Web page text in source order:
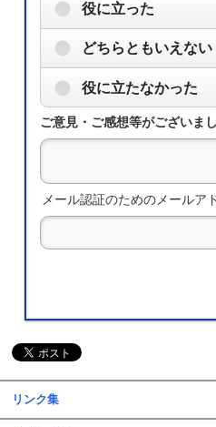
役に立った
どちらともいえない
役に立たなかった
ご意見・ご感想等がございま
メール認証のためのメールア
リンク集